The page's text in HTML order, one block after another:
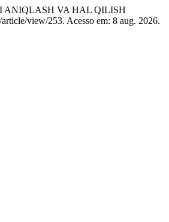
ANIQLASH VA HAL QILISH
view/253. Acesso em: 8 aug. 2026.